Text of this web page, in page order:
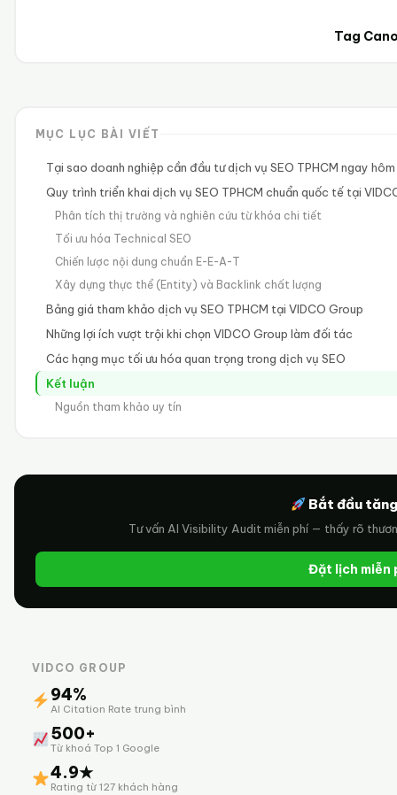
Tag
MỤC LỤC BÀI VIẾT
Tại sao doanh nghiệp cần đầu tư dịch vụ SEO TPHCM ngay
Quy trình triển khai dịch vụ SEO TPHCM chuẩn quốc tế tại
Phân tích thị trường và nghiên cứu từ khóa chi tiết
Tối ưu hóa Technical SEO
Chiến lược nội dung chuẩn E-E-A-T
Xây dựng thực thể (Entity) và Backlink chất lượng
Bảng giá tham khảo dịch vụ SEO TPHCM tại VIDCO Group
Những lợi ích vượt trội khi chọn VIDCO Group làm đối tác
Các hạng mục tối ưu hóa quan trọng trong dịch vụ SEO
Kết luận
Nguồn tham khảo uy tín
Bắt đầu
Tư vấn AI Visibility Audit miễn phí — thấy rõ
Đặt lịch miễn
VIDCO GROUP
94%
AI Citation Rate trung bình
500+
Từ khoá Top 1 Google
4.9★
Rating từ 127 khách hàng